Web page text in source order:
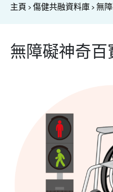
主頁>傷健共融資料庫>無
無障礙神奇